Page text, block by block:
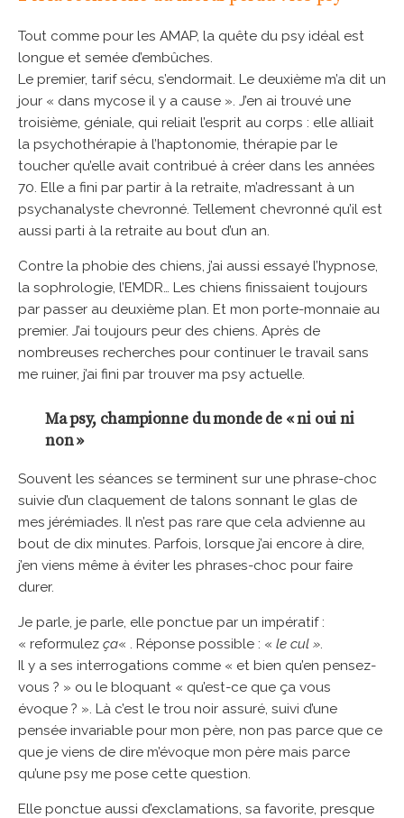
Tout comme pour les AMAP, la quête du psy idéal est
longue et semée d’embûches.
Le premier, tarif sécu, s’endormait. Le deuxième m’a dit un
jour « dans mycose il y a cause ». J’en ai trouvé une
troisième, géniale, qui reliait l’esprit au corps : elle alliait
la psychothérapie à l’haptonomie, thérapie par le
toucher qu’elle avait contribué à créer dans les années
70. Elle a fini par partir à la retraite, m’adressant à un
psychanalyste chevronné. Tellement chevronné qu’il est
aussi parti à la retraite au bout d’un an.
Contre la phobie des chiens, j’ai aussi essayé l’hypnose,
la sophrologie, l’EMDR… Les chiens finissaient toujours
par passer au deuxième plan. Et mon porte-monnaie au
premier. J’ai toujours peur des chiens. Après de
nombreuses recherches pour continuer le travail sans
me ruiner, j’ai fini par trouver ma psy actuelle.
Ma psy, championne du monde de « ni oui ni
non »
Souvent les séances se terminent sur une phrase-choc
suivie d’un claquement de talons sonnant le glas de
mes jérémiades. Il n’est pas rare que cela advienne au
bout de dix minutes. Parfois, lorsque j’ai encore à dire,
j’en viens même à éviter les phrases-choc pour faire
durer.
Je parle, je parle, elle ponctue par un impératif :
« reformulez ça« . Réponse possible : « le cul ».
Il y a ses interrogations comme « et bien qu’en pensez-
vous ? » ou le bloquant « qu’est-ce que ça vous
évoque ? ». Là c’est le trou noir assuré, suivi d’une
pensée invariable pour mon père, non pas parce que ce
que je viens de dire m’évoque mon père mais parce
qu’une psy me pose cette question.
Elle ponctue aussi d’exclamations, sa favorite, presque